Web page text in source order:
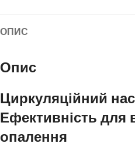
ОПИС
Опис
Циркуляційний
Ефективність для
опалення